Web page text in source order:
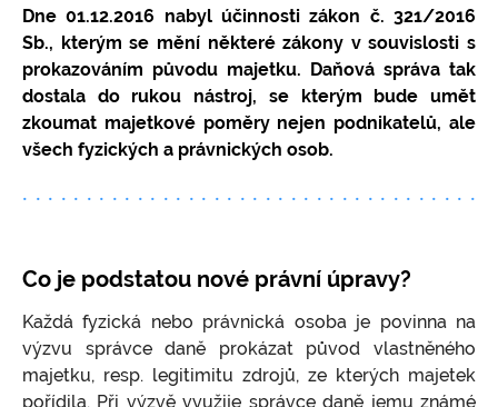
Offshore podnikání
Plán B pro podnikání v dobách temna
Možnost a příklady využití offshore firem
Kdy není možné offshore společnost použít?
společností k převodu
Ochrana majetku, anonymní vlastnictví
Ochrana průmyslového a duševního
vlastnictví
Přesun podnikání do zahraničí, globální
Bankovnictví
Bankovní účty v zahraničí
FOREX, kryptoměny, akcie
Jurisdikce
Marshallovy ostrovy
Estonsko
On-line přístupy k registrům společností
Ceník
společnosti
Vedení účetnictví pro estonské firmy
Rezervace
Dne 01.12.2016 nabyl účinnosti zákon č. 321/2016
Sb., kterým se mění některé zákony v souvislosti s
prokazováním původu majetku. Daňová správa tak
dostala do rukou nástroj, se kterým bude umět
zkoumat majetkové poměry nejen podnikatelů, ale
všech fyzických a právnických osob.
Co je podstatou nové právní úpravy?
Každá fyzická nebo právnická osoba je povinna na
výzvu správce daně prokázat původ vlastněného
majetku, resp. legitimitu zdrojů, ze kterých majetek
pořídila. Při výzvě využije správce daně jemu známé